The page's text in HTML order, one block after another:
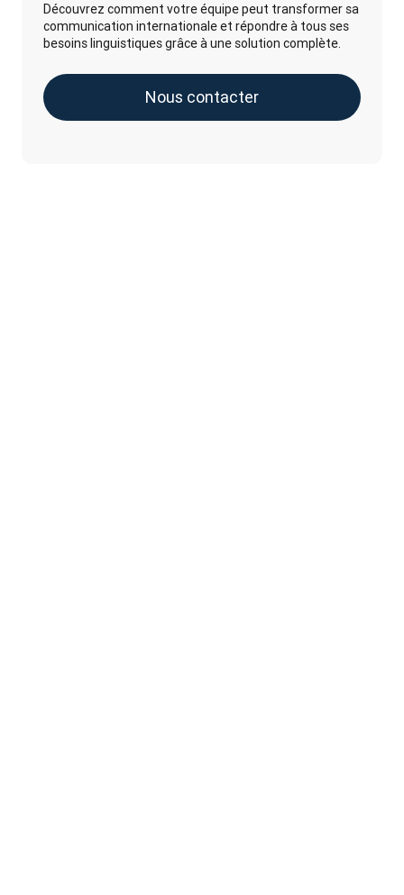
Découvrez comment votre équipe peut transformer sa
communication internationale et répondre à tous ses
besoins linguistiques grâce à une solution complète.
Nous contacter